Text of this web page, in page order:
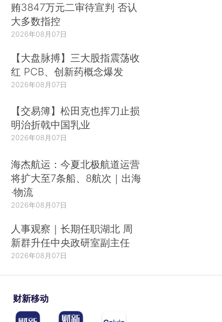
贿3847万元二审待宣判 否认
大多数指控
2026年08月07日
【大盘脉搏】三大股指震荡收
红 PCB、创新药概念爆发
2026年08月07日
【交易簿】松田克也挥刀止损
明治折戟中国乳业
2026年08月07日
海杰航运：今夏北极航道运营
将扩大至7条船、8航次｜出海
·物流
2026年08月07日
人事观察｜长期任职湖北 周
新群升任中央政研室副主任
2026年08月07日
财新移动